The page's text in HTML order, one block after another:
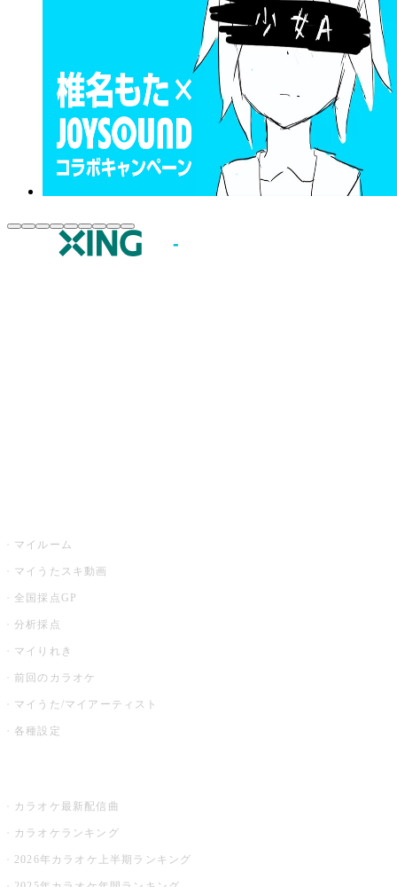
マイルーム
マイうたスキ動画
全国採点GP
分析採点
マイりれき
前回のカラオケ
マイうた/マイアーティスト
各種設定
カラオケ最新配信曲
カラオケランキング
2026年カラオケ上半期ランキング